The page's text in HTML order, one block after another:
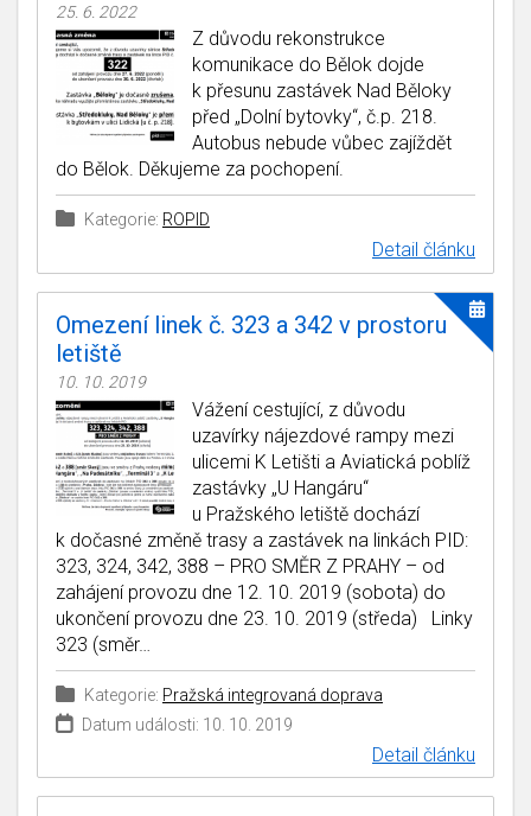
25. 6. 2022
Z důvodu rekonstrukce
komunikace do Bělok dojde
k přesunu zastávek Nad Běloky
před „Dolní bytovky“, č.p. 218.
Autobus nebude vůbec zajíždět
do Bělok. Děkujeme za pochopení.
Kategorie: ROPID
Detail článku
Omezení linek č. 323 a 342 v prostoru
letiště
10. 10. 2019
Vážení cestující, z důvodu
uzavírky nájezdové rampy mezi
ulicemi K Letišti a Aviatická poblíž
zastávky „U Hangáru“
u Pražského letiště dochází
k dočasné změně trasy a zastávek na linkách PID:
323, 324, 342, 388 – PRO SMĚR Z PRAHY – od
zahájení provozu dne 12. 10. 2019 (sobota) do
ukončení provozu dne 23. 10. 2019 (středa) Linky
323 (směr…
Kategorie: Pražská integrovaná doprava
Datum události: 10. 10. 2019
Detail článku